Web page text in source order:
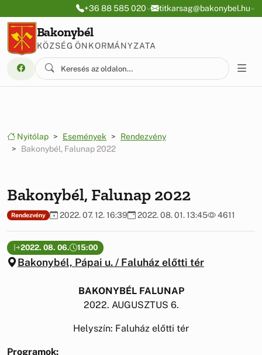
Ugrás a menüre
Ugrás a tartalomra+36 88 585 020 titkarsag@bakonybel.hu
Bakonybél
KÖZSÉG ÖNKORMÁNYZATA
Nyitólap Események
Rendezvény
Bakonybél, Falunap 2022
Bakonybél, Falunap 2022
Rendezvény 2022. 07. 12. 16:39 2022. 08. 01. 13:45 4611
2022. 08. 06. 15:00
Bakonybél, Pápai u. / Faluház előtti tér
BAKONYBÉL FALUNAP
2022. AUGUSZTUS 6.
Helyszín: Faluház előtti tér
Programok: